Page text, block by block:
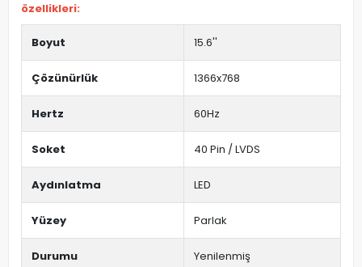
özellikleri:
Boyut 15.6''
Çözünürlük 1366x768
Hertz 60Hz
Soket 40 Pin / LVDS
Aydınlatma LED
Yüzey Parlak
Durumu Yenilenmiş